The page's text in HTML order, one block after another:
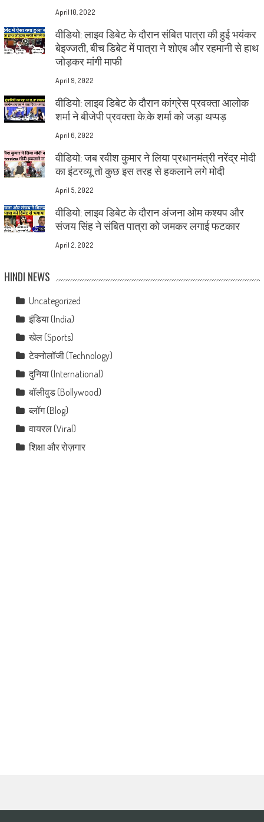
April 10, 2022
वीडियो: लाइव डिबेट के दौरान संबित पात्रा की हुई भयंकर
बेइज्जती, बीच डिबेट में पात्रा ने शोएब और रहमानी से हाथ
जोड़कर मांगी माफी
April 9, 2022
वीडियो: लाइव डिबेट के दौरान कांग्रेस प्रवक्ता आलोक
शर्मा ने बीजेपी प्रवक्ता के.के शर्मा को जड़ा थप्पड़
April 6, 2022
वीडियो: जब रवीश कुमार ने लिया प्रधानमंत्री नरेंद्र मोदी
का इंटरव्यू तो कुछ इस तरह से हकलाने लगे मोदी
April 5, 2022
वीडियो: लाइव डिबेट के दौरान अंजना ओम कश्यप और
संजय सिंह ने संबित पात्रा को जमकर लगाई फटकार
April 2, 2022
HINDI NEWS
Uncategorized
इंडिया (India)
खेल (Sports)
टेक्नोलॉजी (Technology)
दुनिया (International)
बॉलीवुड (Bollywood)
ब्लॉग (Blog)
वायरल (Viral)
शिक्षा और रोज़गार